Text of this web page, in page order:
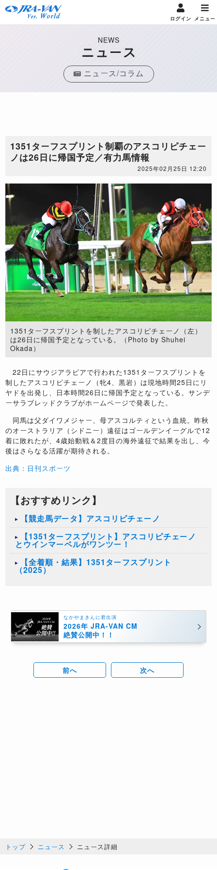
ログイン メニュー
NEWS
ニュース
ニュース/コラム
1351ターフスプリント制覇のアスコリピチェー
ノは26日に帰国予定／有力馬情報
2025年02月25日 12:20
1351ターフスプリントを制したアスコリピチェーノ（左）
は26日に帰国予定となっている。（Photo by Shuhei
Okada）
22日にサウジアラビアで行われた1351ターフスプリントを
制したアスコリピチェーノ（牝4、黒岩）は現地時間25日にリ
ヤドを出発し、日本時間26日に帰国予定となっている。サンデ
ーサラブレッドクラブがホームページで発表した。
同馬は父ダイワメジャー、母アスコルティという血統。昨秋
のオーストラリア（シドニー）遠征はゴールデンイーグルで12
着に敗れたが、4歳始動戦＆2度目の海外遠征で結果を出し、今
後はさらなる活躍が期待される。
出典：日刊スポーツ
【おすすめリンク】
【競走馬データ】アスコリピチェーノ
【1351ターフスプリント】アスコリピチェーノ
とウインマーベルがワンツー！
【全着順・結果】1351ターフスプリント
（2025）
なかやまきんに君出演
2026年 JRA-VAN CM
絶賛公開中！！
前へ 次へ
トップ ニュース ニュース詳細